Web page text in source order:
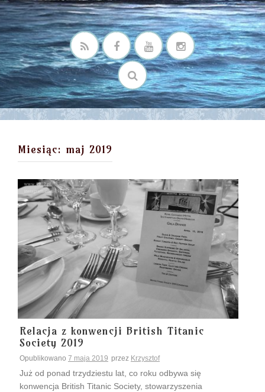
Miesiąc: maj 2019
Relacja z konwencji British Titanic
Society 2019
Opublikowano 7 maja 2019 przez Krzysztof
Już od ponad trzydziestu lat, co roku odbywa się
konwencja British Titanic Society, stowarzyszenia